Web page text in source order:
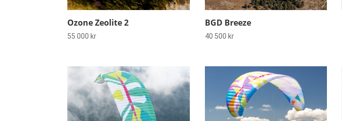
Ozone Zeolite 2
55 000 kr
BGD Breeze
40 500 kr